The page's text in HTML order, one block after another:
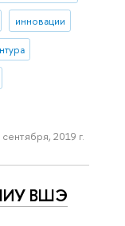
инновации
2019 г.
ВШЭ